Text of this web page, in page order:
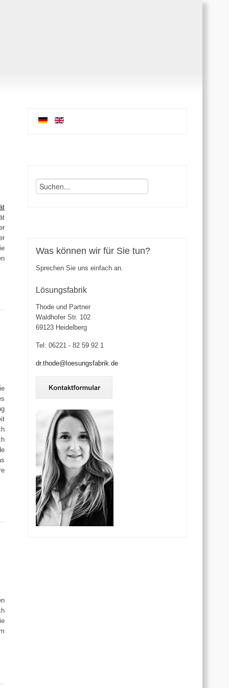
Was können wir für Sie tun?
Sprechen Sie uns einfach an.
Lösungsfabrik
Thode und Partner
Waldhofer Str. 102
69123 Heidelberg
Tel: 06221 - 82 59 92 1
dr.thode@loesungsfabrik.de